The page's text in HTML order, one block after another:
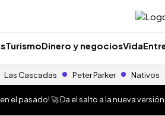
TurismoDinero y negociosVida
Las Cascadas Peter Parker Nativos
el pasado! 🚀 Da el salto a la nueva